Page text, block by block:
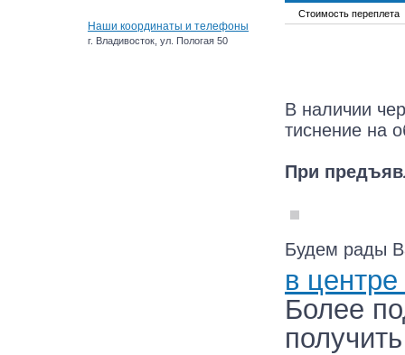
Наши координаты и телефоны
г. Владивосток, ул. Пологая 50
Стоимость переплета
В наличии
тиснение на
При
Будем рады
в
Более